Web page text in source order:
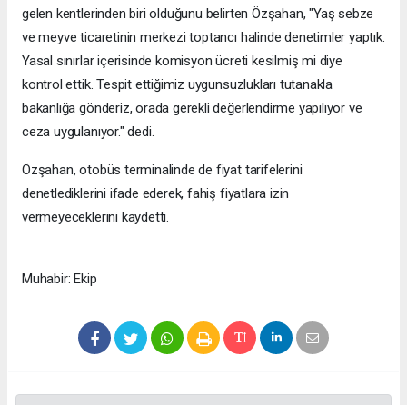
gelen kentlerinden biri olduğunu belirten Özşahan, "Yaş sebze
ve meyve ticaretinin merkezi toptancı halinde denetimler yaptık.
Yasal sınırlar içerisinde komisyon ücreti kesilmiş mi diye
kontrol ettik. Tespit ettiğimiz uygunsuzlukları tutanakla
bakanlığa gönderiz, orada gerekli değerlendirme yapılıyor ve
ceza uygulanıyor." dedi.
Özşahan, otobüs terminalinde de fiyat tarifelerini
denetlediklerini ifade ederek, fahiş fiyatlara izin
vermeyeceklerini kaydetti.
Muhabir: Ekip